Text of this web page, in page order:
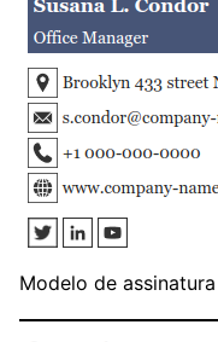
Modelo de